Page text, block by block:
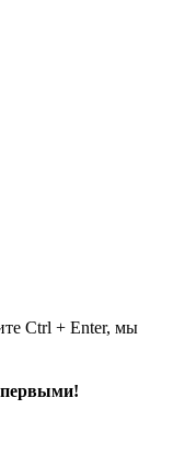
Ctrl + Enter, мы
первыми!